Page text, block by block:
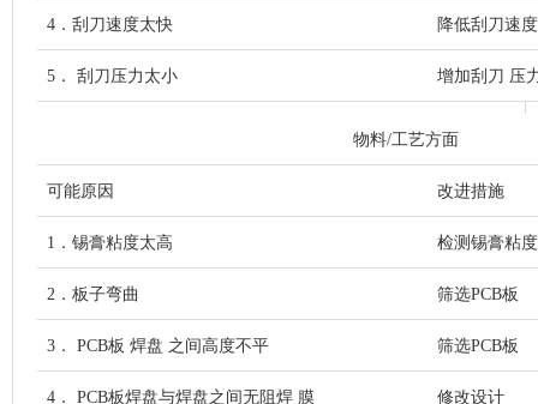
4．刮刀速度太快 降低刮刀速度
5． 刮刀压力太小 增加刮刀 压
物料/工艺方面
可能原因 改进措施
1．锡膏粘度太高 检测锡膏粘度
2．板子弯曲 筛选PCB板
3． PCB板 焊盘 之间高度不平 筛选PCB板
4． PCB板焊盘与焊盘之间无阻焊 膜 修改设计